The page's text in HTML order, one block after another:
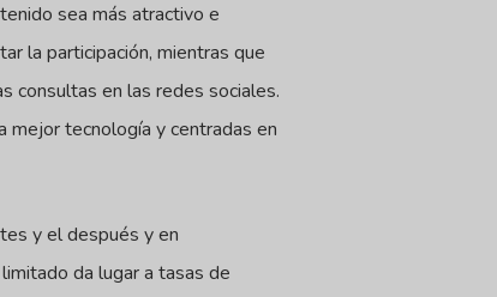
sea más atractivo e
la participación, mientras que
consultas en las redes sociales.
mejor tecnología y centradas en
y el después y en
da lugar a tasas de